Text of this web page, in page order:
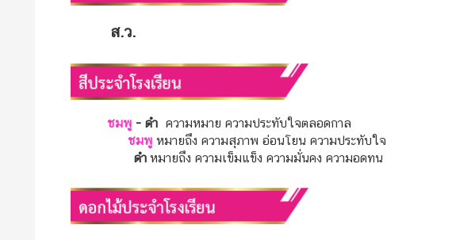
ส.ว.
ชมพู- ดำ ความหมาย ความประทับใจตลอดกาล
ชมพู หมายถึง ความสุภาพ อ่อนโยน ความประทับใจ
ดำ หมายถึง ความเข็มแข็ง ความมั่นคง ความอดทน